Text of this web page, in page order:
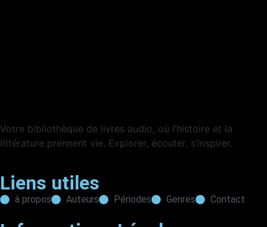
Votre bibliothèque de livres audio, où l’histoire et la
littérature prennent vie. Explorer, écouter, s’inspirer.
Liens utiles
à propos Auteurs Périodes Genres Contact